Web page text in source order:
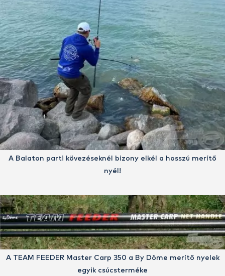
A Balaton parti kövezéseknél bizony elkél a hosszú merítő
nyél!
A TEAM FEEDER Master Carp 350 a By Döme merítő nyelek
egyik csúcsterméke